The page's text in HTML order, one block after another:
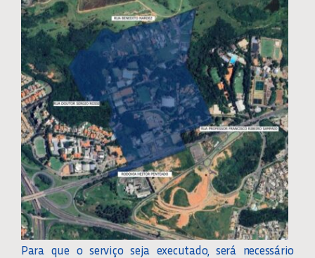
Para que o serviço seja executado, será necessário